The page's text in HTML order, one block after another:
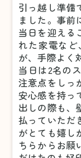
引っ越し準備
ました。事前
当日を迎える
れた家電な
が、手際よく
当日は2名の
注意点をしっ
安心感を持っ
出しの際も、
払っていただ
がとても嬉し
ちらからお願